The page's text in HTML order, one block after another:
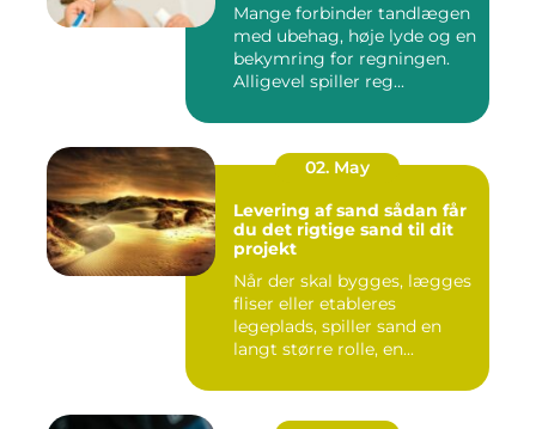
Mange forbinder tandlægen
med ubehag, høje lyde og en
bekymring for regningen.
Alligevel spiller reg...
02. May
Levering af sand sådan får
du det rigtige sand til dit
projekt
Når der skal bygges, lægges
fliser eller etableres
legeplads, spiller sand en
langt større rolle, en...